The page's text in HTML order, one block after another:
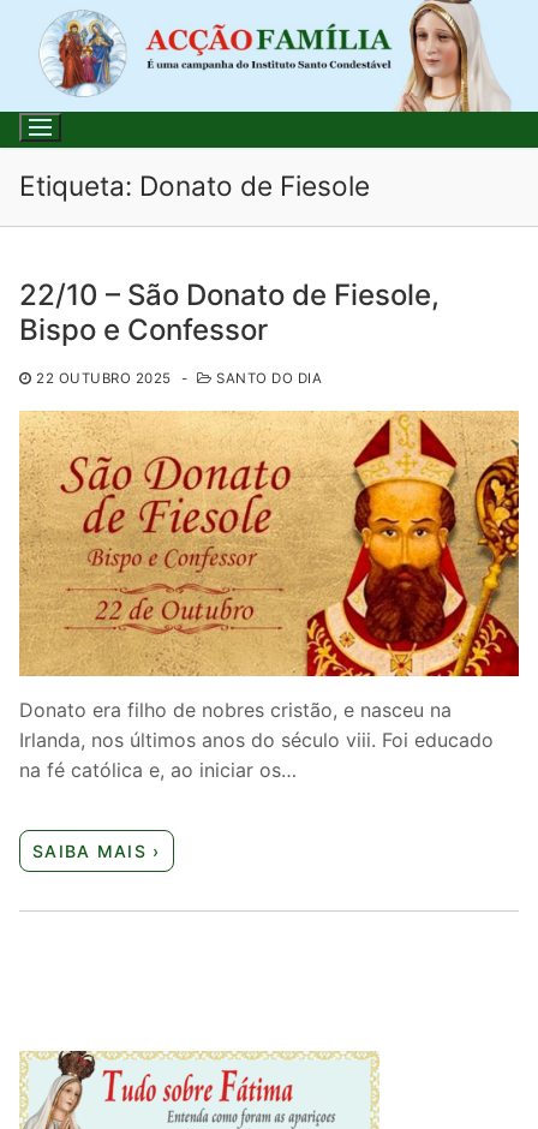
para
conteúdo
por:
Início
Loja
Blog
Santo do Dia
Quem somos nós
Etiqueta: Donato de Fiesole
22/10 – São Donato de Fiesole,
Bispo e Confessor
22 OUTUBRO 2025 - SANTO DO DIA
Donato era filho de nobres cristão, e nasceu na
Irlanda, nos últimos anos do século viii. Foi educado
na fé católica e, ao iniciar os…
SAIBA MAIS ›